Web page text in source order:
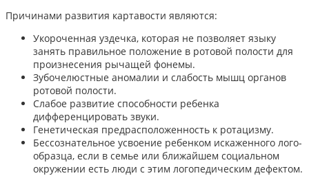
Причинами развития картавости являются:
Укороченная уздечка, которая не позволяет языку
занять правильное положение в ротовой полости для
произнесения рычащей фонемы.
Зубочелюстные аномалии и слабость мышц органов
ротовой полости.
Слабое развитие способности ребенка
дифференцировать звуки.
Генетическая предрасположенность к ротацизму.
Бессознательное усвоение ребенком искаженного лого-
образца, если в семье или ближайшем социальном
окружении есть люди с этим логопедическим дефектом.